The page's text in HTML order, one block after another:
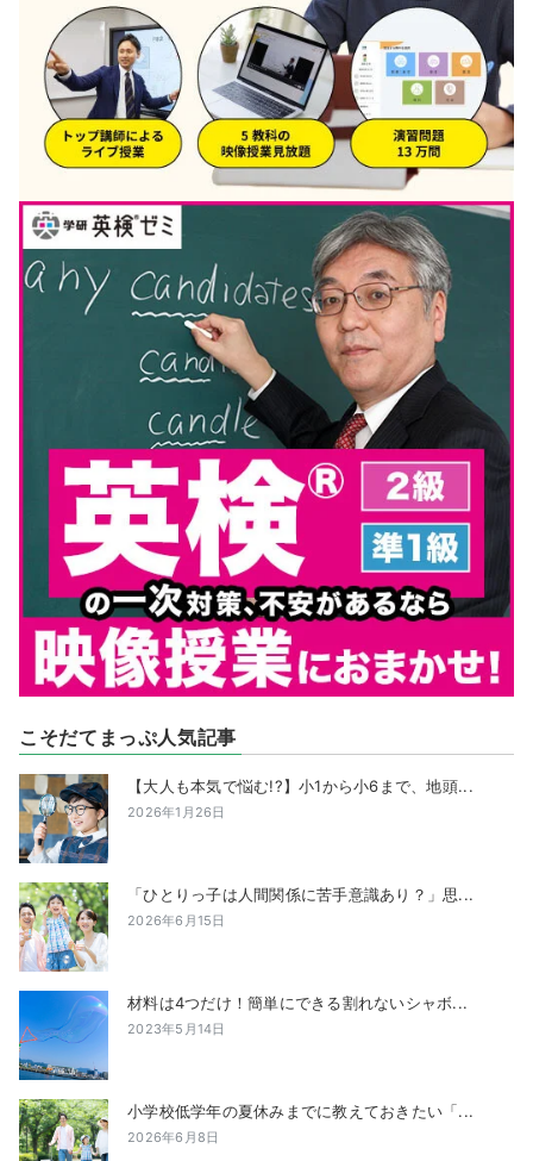
こそだてまっぷ人気記事
【大人も本気で悩む!?】小1から小6まで、地頭...
2026年1月26日
「ひとりっ子は人間関係に苦手意識あり？」思...
2026年6月15日
材料は4つだけ！簡単にできる割れないシャボ...
2023年5月14日
小学校低学年の夏休みまでに教えておきたい「...
2026年6月8日